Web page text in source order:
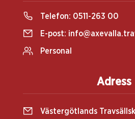
Telefon: 0511-263 00
E-post:
Personal
Adress
Västergötlands